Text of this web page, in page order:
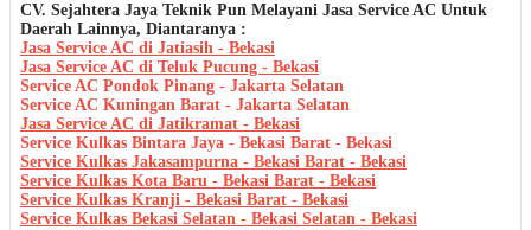
CV. Sejahtera Jaya Teknik Pun Melayani Jasa Service AC Untuk
Daerah Lainnya, Diantaranya :
Jasa Service AC di Jatiasih - Bekasi
Jasa Service AC di Teluk Pucung - Bekasi
Service AC Pondok Pinang - Jakarta Selatan
Service AC Kuningan Barat - Jakarta Selatan
Jasa Service AC di Jatikramat - Bekasi
Service Kulkas Bintara Jaya - Bekasi Barat - Bekasi
Service Kulkas Jakasampurna - Bekasi Barat - Bekasi
Service Kulkas Kota Baru - Bekasi Barat - Bekasi
Service Kulkas Kranji - Bekasi Barat - Bekasi
Service Kulkas Bekasi Selatan - Bekasi Selatan - Bekasi